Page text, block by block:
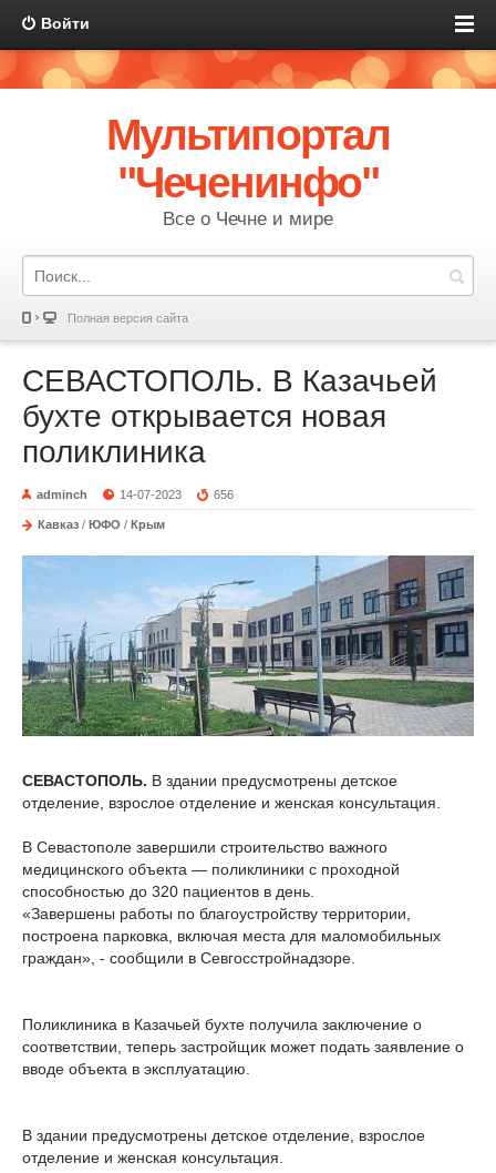
Войти
Мультипортал
"Чеченинфо"
Все о Чечне и мире
Полная версия сайта
СЕВАСТОПОЛЬ. В Казачьей
бухте открывается новая
поликлиника
adminch 14-07-2023 656
Кавказ / ЮФО / Крым
СЕВАСТОПОЛЬ. В здании предусмотрены детское
отделение, взрослое отделение и женская консультация.
В Севастополе завершили строительство важного
медицинского объекта — поликлиники с проходной
способностью до 320 пациентов в день.
«Завершены работы по благоустройству территории,
построена парковка, включая места для маломобильных
граждан», - сообщили в Севгосстройнадзоре.
Поликлиника в Казачьей бухте получила заключение о
соответствии, теперь застройщик может подать заявление о
вводе объекта в эксплуатацию.
В здании предусмотрены детское отделение, взрослое
отделение и женская консультация.